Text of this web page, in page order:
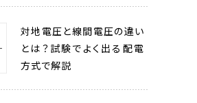
対地電圧と線間電圧の違い
とは？試験でよく出る配電
方式で解説